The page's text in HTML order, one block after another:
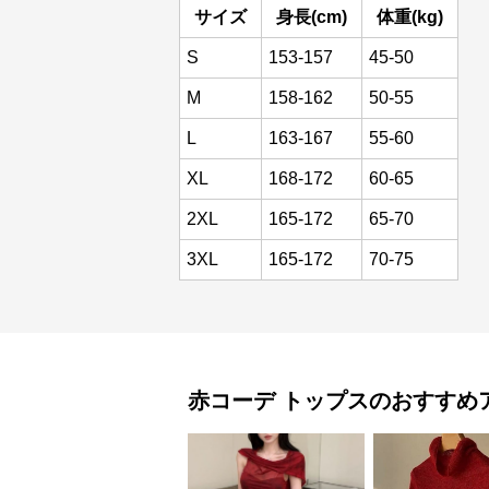
サイズ 身長(cm) 体重(kg)
S 153-157 45-50
M 158-162 50-55
L 163-167 55-60
XL 168-172 60-65
2XL 165-172 65-70
3XL 165-172 70-75
赤コーデ トップスのおすすめ